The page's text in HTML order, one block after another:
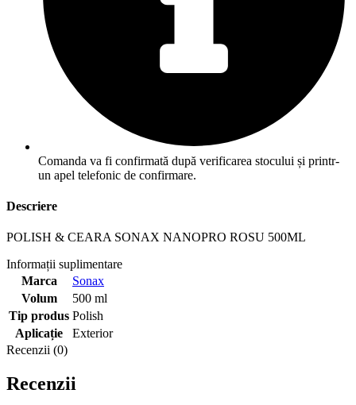
Comanda va fi confirmată după verificarea stocului și printr-
un apel telefonic de confirmare.
Descriere
POLISH & CEARA SONAX NANOPRO ROSU 500ML
Informații suplimentare
Marca
Sonax
Volum
500 ml
Tip produs Polish
Aplicație
Exterior
Recenzii (0)
Recenzii